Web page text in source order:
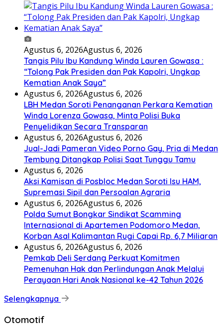
Agustus 6, 2026Agustus 6, 2026
Tangis Pilu Ibu Kandung Winda Lauren Gowasa :
“Tolong Pak Presiden dan Pak Kapolri, Ungkap
Kematian Anak Saya”
Agustus 6, 2026Agustus 6, 2026
‎LBH Medan Soroti Penanganan Perkara Kematian
Winda Lorenza Gowasa, Minta Polisi Buka
Penyelidikan Secara Transparan
Agustus 6, 2026Agustus 6, 2026
Jual-Jadi Pameran Video Porno Gay, Pria di Medan
Tembung Ditangkap Polisi Saat Tunggu Tamu
Agustus 6, 2026
Aksi Kamisan di Posbloc Medan Soroti Isu HAM,
Supremasi Sipil dan Persoalan Agraria
Agustus 6, 2026Agustus 6, 2026
Polda Sumut Bongkar Sindikat Scamming
Internasional di Apartemen Podomoro Medan,
Korban Asal Kalimantan Rugi Capai Rp. 6,7 Miliaran
Agustus 6, 2026Agustus 6, 2026
Pemkab Deli Serdang Perkuat Komitmen
Pemenuhan Hak dan Perlindungan Anak Melalui
Perayaan Hari Anak Nasional ke-42 Tahun 2026
Selengkapnya
Otomotif